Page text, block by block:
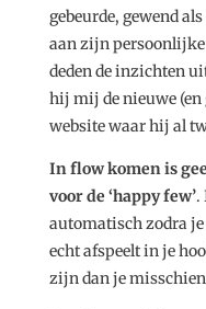
gebeurde, gewend
aan zijn
deden de inzichten
hij mij de nieuwe
website waar hij al
In flow komen is
voor de ‘happy few’.
automatisch zodra
echt afspeelt in je
zijn dan je